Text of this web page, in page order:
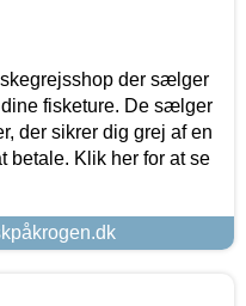
der sælger
fisketure. De sælger
der sikrer dig grej af en
betale. Klik her for at se